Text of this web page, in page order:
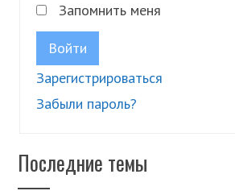
Запомнить меня
Войти
Зарегистрироваться
Забыли пароль?
Последние темы